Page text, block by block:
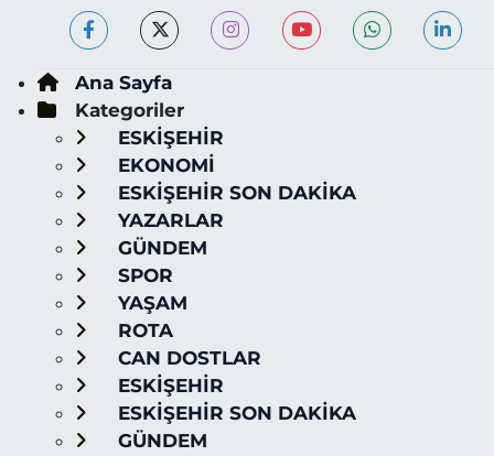
Ana Sayfa
Kategoriler
ESKİŞEHİR
EKONOMİ
ESKİŞEHİR SON DAKİKA
YAZARLAR
GÜNDEM
SPOR
YAŞAM
ROTA
CAN DOSTLAR
ESKİŞEHİR
ESKİŞEHİR SON DAKİKA
GÜNDEM